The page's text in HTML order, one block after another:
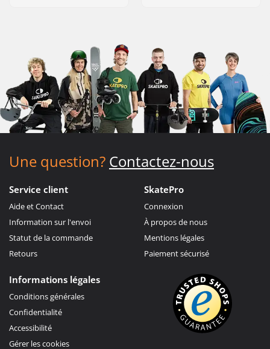
Une question? Contactez-nous
Service client
Aide et Contact
Information sur l'envoi
Statut de la commande
Retours
SkatePro
Connexion
À propos de nous
Mentions légales
Paiement sécurisé
Informations légales
Conditions générales
Confidentialité
Accessibilité
Gérer les cookies